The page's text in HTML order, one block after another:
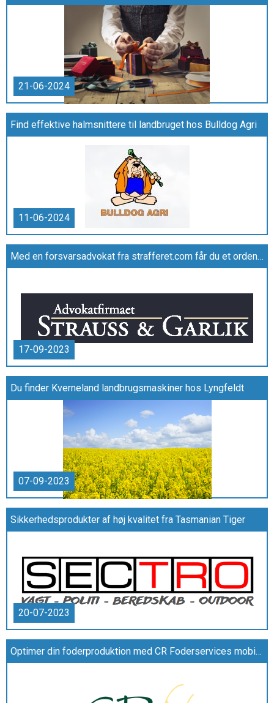
21-06-2024
Find effektive halmsnittere til landbruget hos Bulldog Agri
11-06-2024
Med en forsvarsadvokat fra strafferet.com får du et ordentligt forsvar
17-09-2023
Du finder Kverneland landbrugsmaskiner hos Lyngfeldt
07-09-2023
Sikkerhedsprodukter af høj kvalitet fra Tasmanian Tiger
20-07-2023
Optimer din foderproduktion med CR Foderservices mobile blandingsanlæg